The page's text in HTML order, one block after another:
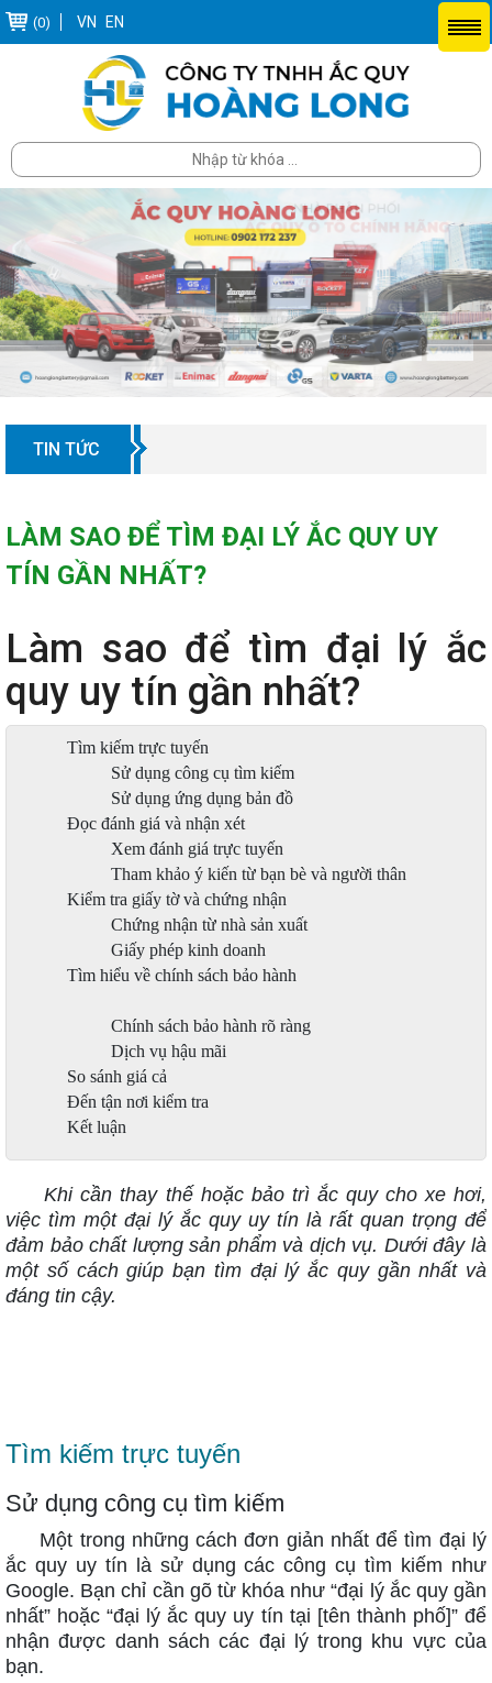
(0) VN EN
TIN TỨC
LÀM SAO ĐỂ TÌM ĐẠI LÝ ẮC QUY UY
TÍN GẦN NHẤT?
Làm sao để tìm đại lý ắc
quy uy tín gần nhất?
Tìm kiếm trực tuyến
Sử dụng công cụ tìm kiếm
Sử dụng ứng dụng bản đồ
Đọc đánh giá và nhận xét
Xem đánh giá trực tuyến
Tham khảo ý kiến từ bạn bè và người thân
Kiểm tra giấy tờ và chứng nhận
Chứng nhận từ nhà sản xuất
Giấy phép kinh doanh
Tìm hiểu về chính sách bảo hành
Chính sách bảo hành rõ ràng
Dịch vụ hậu mãi
So sánh giá cả
Đến tận nơi kiểm tra
Kết luận
Khi cần thay thế hoặc bảo trì ắc quy cho xe hơi,
việc tìm một đại lý ắc quy uy tín là rất quan trọng để
đảm bảo chất lượng sản phẩm và dịch vụ. Dưới đây là
một số cách giúp bạn tìm đại lý ắc quy gần nhất và
đáng tin cậy.
Tìm kiếm trực tuyến
Sử dụng công cụ tìm kiếm
Một trong những cách đơn giản nhất để tìm đại lý
ắc quy uy tín là sử dụng các công cụ tìm kiếm như
Google. Bạn chỉ cần gõ từ khóa như “đại lý ắc quy gần
nhất” hoặc “đại lý ắc quy uy tín tại [tên thành phố]” để
nhận được danh sách các đại lý trong khu vực của
bạn.